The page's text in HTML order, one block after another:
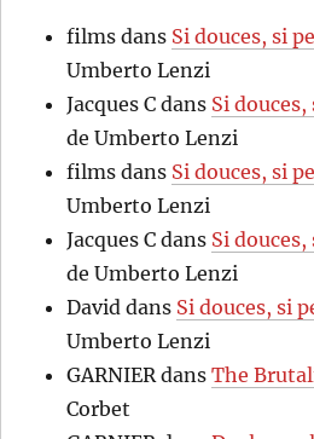
films dans Si douces, si
Umberto Lenzi
Jacques C dans Si
de Umberto Lenzi
films dans Si douces, si
Umberto Lenzi
Jacques C dans Si
de Umberto Lenzi
David dans Si douces, si
Umberto Lenzi
GARNIER dansThe
Corbet